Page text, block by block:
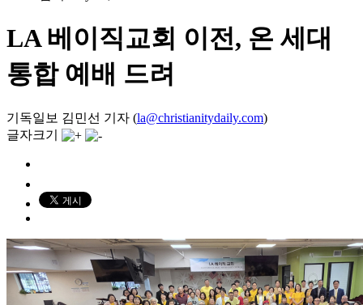
LA 베이직교회 이전, 온 세대
통합 예배 드려
기독일보 김민선 기자 (la@christianitydaily.com)
글자크기